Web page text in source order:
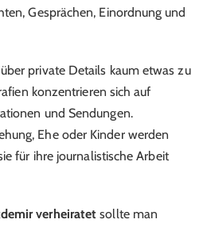
Gesprächen, Einordnung und
private Details kaum etwas zu
konzentrieren sich auf
und Sendungen.
Ehe oder Kinder werden
für ihre journalistische Arbeit
verheiratet sollte man